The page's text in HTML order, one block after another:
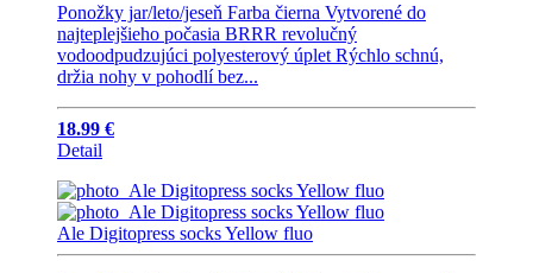
Ponožky jar/leto/jeseň Farba čierna Vytvorené do
najteplejšieho počasia BRRR revolučný
vodoodpudzujúci polyesterový úplet Rýchlo schnú,
držia nohy v pohodlí bez...
18.99 €
Detail
Ale Digitopress socks Yellow fluo